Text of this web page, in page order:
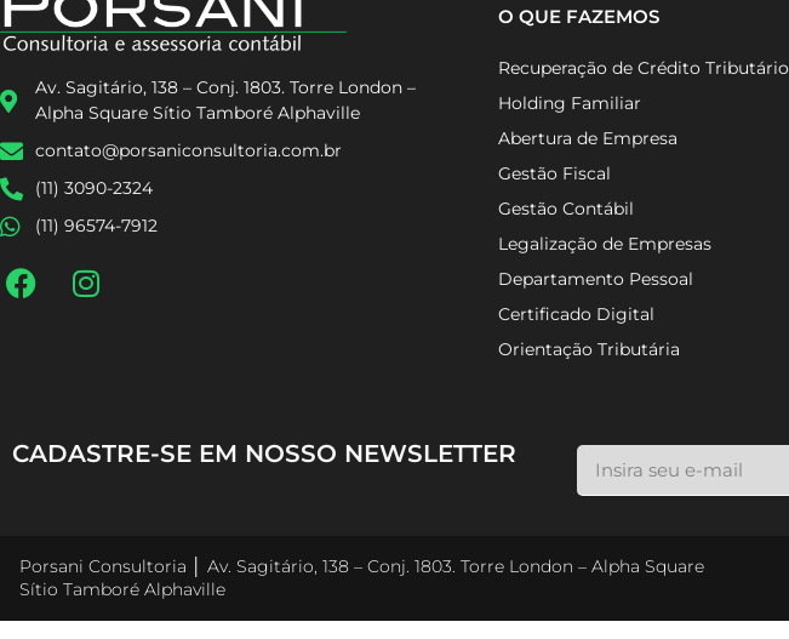
Av. Sagitário, 138 – Conj. 1803. Torre London –
Alpha Square Sítio Tamboré Alphaville
contato@porsaniconsultoria.com.br
(11) 3090-2324
(11) 96574-7912
O QUE FAZEMOS
Recuperação de Crédito Tributário
Holding Familiar
Abertura de Empresa
Gestão Fiscal
Gestão Contábil
Legalização de Empresas
Departamento Pessoal
Certificado Digital
Orientação Tributária
CADASTRE-SE EM NOSSO NEWSLETTER
Porsani Consultoria │ Av. Sagitário, 138 – Conj. 1803. Torre London – Alpha Square
Sítio Tamboré Alphaville